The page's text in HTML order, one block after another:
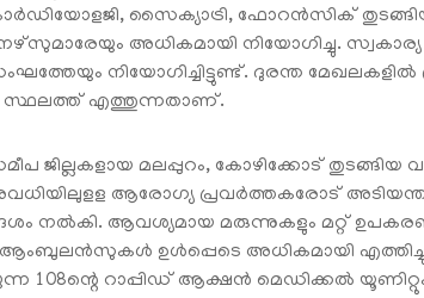
സൈക്യാട്രി, ഫോറൻസിക്
അധികമായി നിയോഗിച്ചു.
നിയോഗിച്ചിട്ടുണ്ട്. ദുരന്ത മേഖലകളിൽ
എത്തുന്നതാണ്.
ജില്ലകളായ മലപ്പുറം, കോഴിക്കോട് തുടങ്ങിയ
അവധിയിലുളള ആരോഗ്യ പ്രവർത്തകരോട്
നൽകി. ആവശ്യമായ മരുന്നുകളും മറ്റ്
ആംബുലൻസുകൾ ഉൾപ്പെടെ അധികമായി
108ന്റെ റാപ്പിഡ് ആക്ഷൻ മെഡിക്കൽ